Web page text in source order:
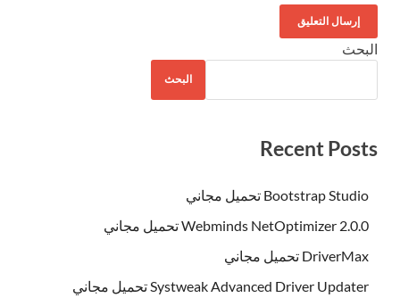
البحث
البحث
Recent Posts
Bootstrap Studio تحميل مجاني
Webminds NetOptimizer 2.0.0 تحميل مجاني
DriverMax تحميل مجاني
Systweak Advanced Driver Updater تحميل مجاني